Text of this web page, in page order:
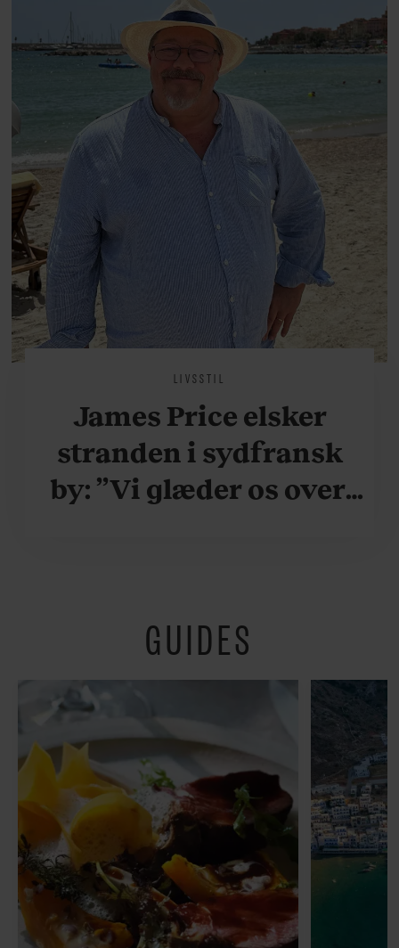
at miste stemmen og den
livsglæde, han nægter at give slip
på.
LIVSSTIL
James Price elsker
stranden i sydfransk
by: ”Vi glæder os over,
fredeligt”
GUIDES